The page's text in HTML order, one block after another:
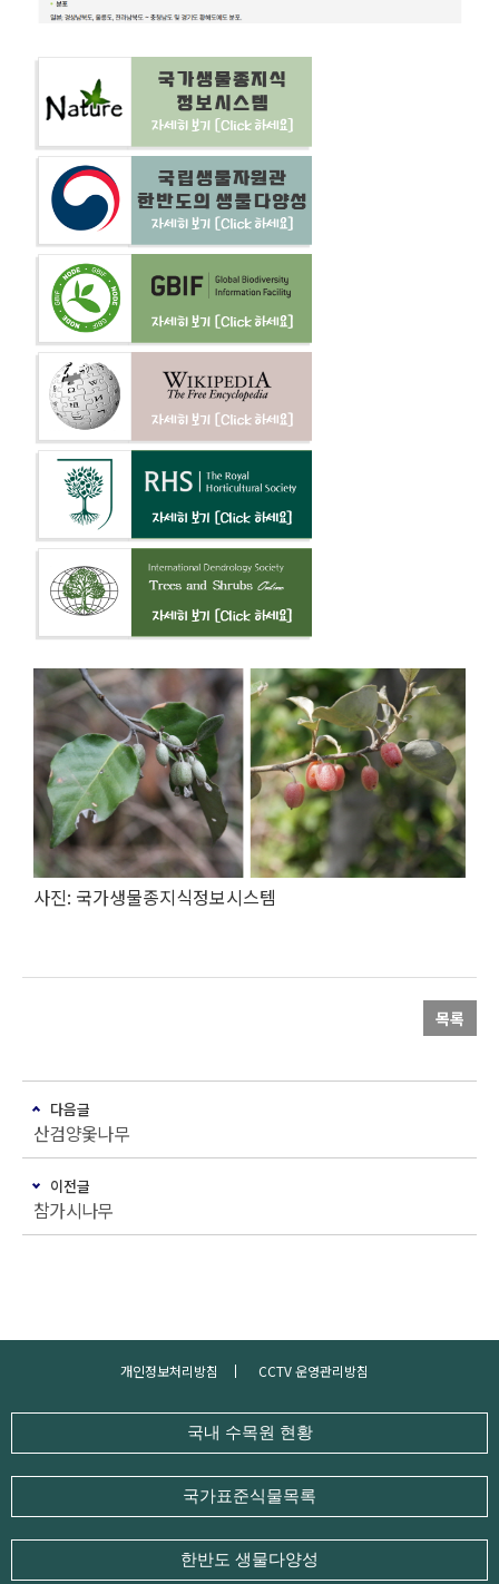
사진: 국가생물종지식정보시스템
목록
다음글
산검양옻나무
이전글
참가시나무
개인정보처리방침 CCTV 운영관리방침
국내 수목원 현황
국가표준식물목록
한반도 생물다양성